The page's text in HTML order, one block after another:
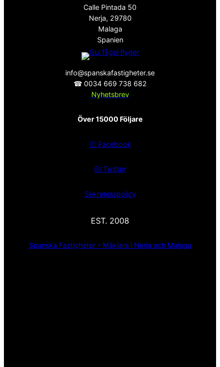
Calle Pintada 50
Nerja, 29780
Malaga
Spanien
info@spanskafastigheter.se
☎ 0034 669 738 682
Nyhetsbrev
Över 15000 Följare
ⓕ Facebook
ⓧ Twitter
Sekretesspolicy
EST. 2008
Spanska Fastigheter – Mäklare i Nerja och Malaga